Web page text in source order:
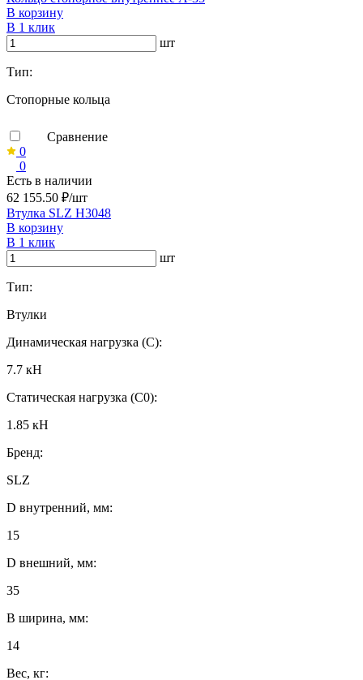
В корзину
В 1 клик
шт
Тип:
Стопорные кольца
Сравнение
0
0
Есть в наличии
62 155.50 ₽/шт
Втулка SLZ H3048
В корзину
В 1 клик
шт
Тип:
Втулки
Динамическая нагрузка (C):
7.7 кН
Статическая нагрузка (C0):
1.85 кН
Бренд:
SLZ
D внутренний, мм:
15
D внешний, мм:
35
B ширина, мм:
14
Вес, кг: